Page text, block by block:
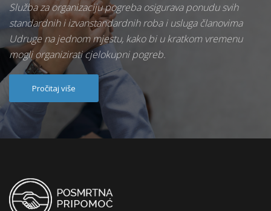
Služba za organizaciju pogreba osigurava ponudu svih
standardnih i izvanstandardnih roba i usluga članovima
Udruge na jednom mjestu, kako bi u kratkom vremenu
mogli organizirati cjelokupni pogreb.
Pročitaj više